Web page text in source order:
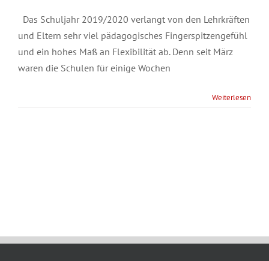
Das Schuljahr 2019/2020 verlangt von den Lehrkräften
und Eltern sehr viel pädagogisches Fingerspitzengefühl
und ein hohes Maß an Flexibilität ab. Denn seit März
waren die Schulen für einige Wochen
Weiterlesen